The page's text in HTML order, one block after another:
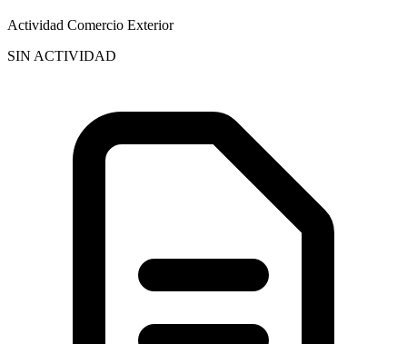
Actividad Comercio Exterior
SIN ACTIVIDAD